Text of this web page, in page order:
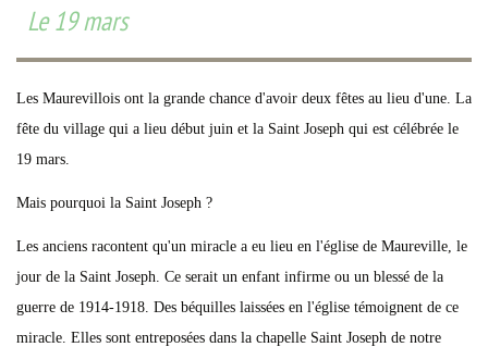
Le 19 mars
Les Maurevillois ont la grande chance d'avoir deux fêtes au lieu d'une. La
fête du village qui a lieu début juin et la Saint Joseph qui est célébrée le
19 mars.
Mais pourquoi la Saint Joseph ?
Les anciens racontent qu'un miracle a eu lieu en l'église de Maureville, le
jour de la Saint Joseph. Ce serait un enfant infirme ou un blessé de la
guerre de 1914-1918. Des béquilles laissées en l'église témoignent de ce
miracle. Elles sont entreposées dans la chapelle Saint Joseph de notre